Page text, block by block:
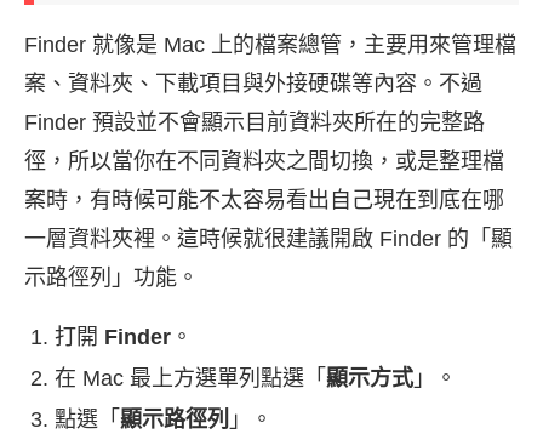
Finder 就像是 Mac 上的檔案總管，主要用來管理檔
案、資料夾、下載項目與外接硬碟等內容。不過
Finder 預設並不會顯示目前資料夾所在的完整路
徑，所以當你在不同資料夾之間切換，或是整理檔
案時，有時候可能不太容易看出自己現在到底在哪
一層資料夾裡。這時候就很建議開啟 Finder 的「顯
示路徑列」功能。
打開 Finder 。
在 Mac 最上方選單列點選「 顯示方式 」。
點選「 顯示路徑列 」。